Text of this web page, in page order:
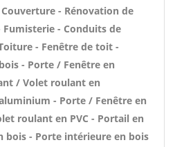
- Rénovation de
- Conduits de
- Fenêtre de toit -
- Porte / Fenêtre en
/ Volet roulant en
- Porte / Fenêtre en
roulant en PVC - Portail en
bois - Porte intérieure en bois